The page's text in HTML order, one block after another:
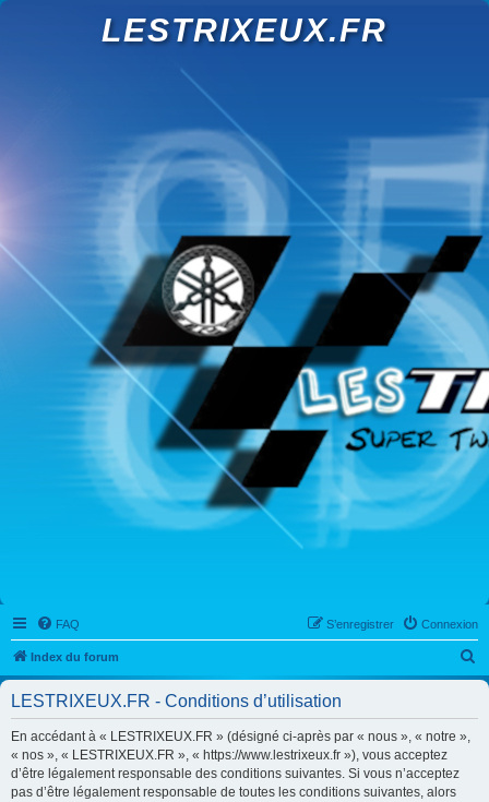
LESTRIXEUX.FR
FAQ Connexion
S’enregistrer
Index du forum
e
LESTRIXEUX.FR - Conditions d’utilisation
En accédant à « LESTRIXEUX.FR » (désigné ci-après par « nous », « notre »,
« nos », « LESTRIXEUX.FR », « https://www.lestrixeux.fr »), vous acceptez
d’être légalement responsable des conditions suivantes. Si vous n’acceptez
pas d’être légalement responsable de toutes les conditions suivantes, alors